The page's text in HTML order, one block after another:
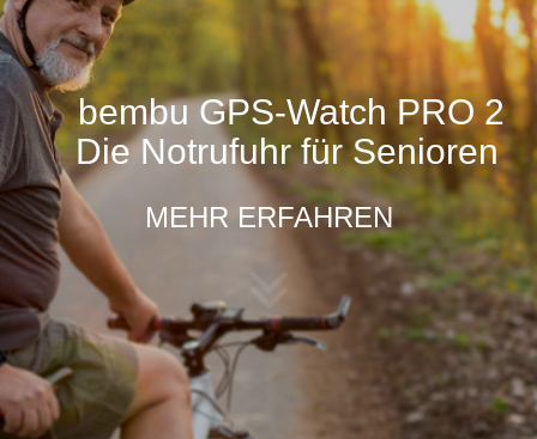
News / Artikel
Referenzen
Unternehmen
Kontakt
bembu GPS-Watch PRO 2
Die Notrufuhr für Senioren
MEHR ERFAHREN